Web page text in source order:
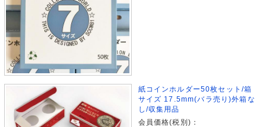
紙コインホルダー50枚セット/箱
サイズ 17.5mm(バラ売り)外箱な
し/収集用品
会員価格(税別)：